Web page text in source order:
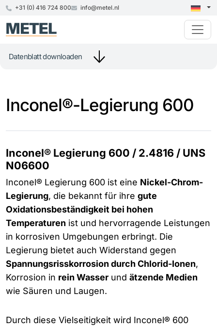
+31 (0) 416 724 800 info@metel.nl
Datenblatt downloaden
Inconel®-Legierung 600
Inconel® Legierung 600 / 2.4816 / UNS
N06600
Inconel® Legierung 600 ist eine Nickel-Chrom-
Legierung, die bekannt für ihre gute
Oxidationsbeständigkeit bei hohen
Temperaturen ist und hervorragende Leistungen
in korrosiven Umgebungen erbringt. Die
Legierung bietet auch Widerstand gegen
Spannungsrisskorrosion durch Chlorid-Ionen,
Korrosion in rein Wasser und ätzende Medien
wie Säuren und Laugen.
Durch diese Vielseitigkeit wird Inconel® 600